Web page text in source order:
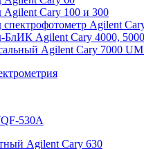
Cary 100 и 300
Agilent
Agilent Cary 4000,
Agilent Cary 7000
530A
Agilent Cary 630